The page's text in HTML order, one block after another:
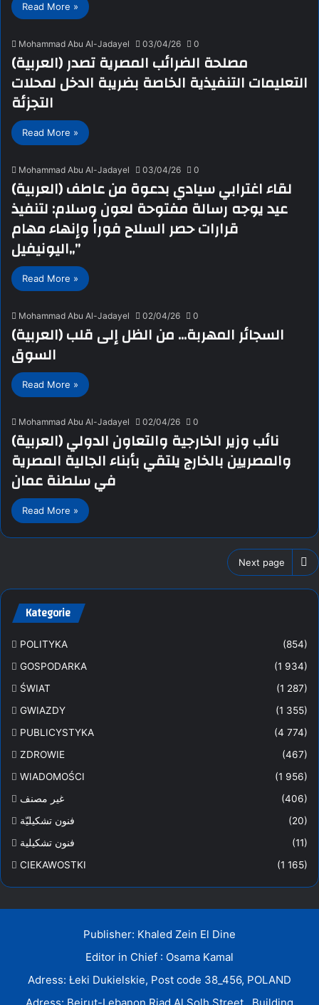
Read More »
Mohammad Abu Al-Jadayel 03/04/26 0
(العربية) مصلحة الضرائب المصرية تصدر
التعليمات التنفيذية الخاصة بضريبة الدخل لمحلات
التجزئة
Read More »
Mohammad Abu Al-Jadayel 03/04/26 0
(العربية) لقاء اغترابي سيادي بدعوة من عاطف
عيد يوجه رسالة مفتوحة لعون وسلام: لتنفيذ
قرارات حصر السلاح فوراً وإنهاء مهام
„اليونيفيل”
Read More »
Mohammad Abu Al-Jadayel 02/04/26 0
(العربية) السجائر المهربة… من الظل إلى قلب
السوق
Read More »
Mohammad Abu Al-Jadayel 02/04/26 0
(العربية) نائب وزير الخارجية والتعاون الدولي
والمصريين بالخارج يلتقي بأبناء الجالية المصرية
في سلطنة عمان
Read More »
Next page
Kategorie
POLITYKA
(854)
GOSPODARKA
(1 934)
ŚWIAT
(1 287)
GWIAZDY
(1 355)
PUBLICYSTYKA
(4 774)
ZDROWIE
(467)
WIADOMOŚCI
(1 956)
غير مصنف
(406)
فنون تشكيليّة
(20)
فنون تشكيلية
(11)
CIEKAWOSTKI
(1 165)
Publisher: Khaled Zein El Dine
Editor in Chief : Osama Kamal
Adress: Łeki Dukielskie, Post code 38_456, POLAND